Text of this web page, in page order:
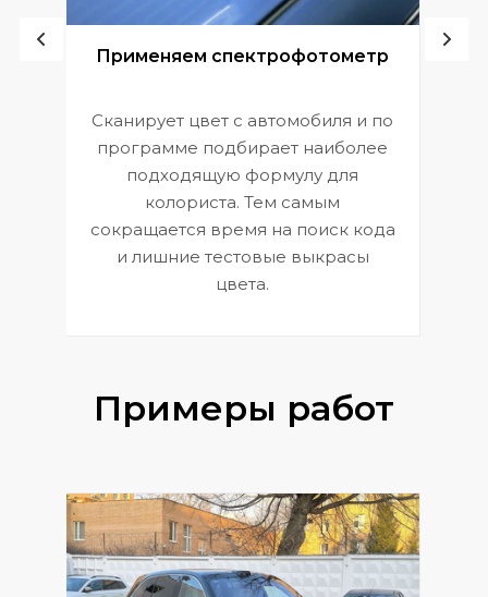
Применяем спектрофотометр
Сканирует цвет с автомобиля и по
программе подбирает наиболее
подходящую формулу для
колориста. Тем самым
сокращается время на поиск кода
и лишние тестовые выкрасы
цвета.
Примеры работ